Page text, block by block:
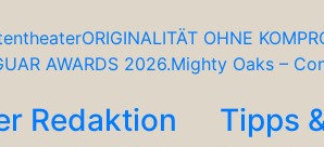
ORIGINALITÄT OHNE
AWARDS 2026.Mighty Oaks –
Redaktion Tipps